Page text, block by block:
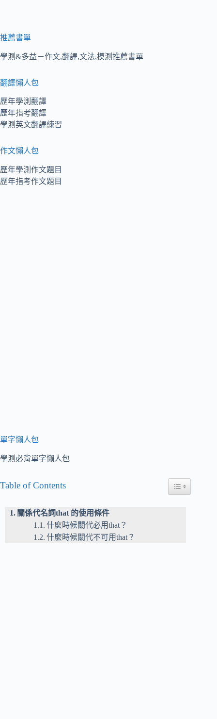
推薦書單
學測&多益－作文,翻譯,文法,模測推薦書單
翻譯懶人包
歷年學測翻譯
歷年指考翻譯
學測英文翻譯練習
作文懶人包
歷年學測作文題目
歷年指考作文題目
單字懶人包
學測必背單字懶人包
Table of Contents Toggle Table of
關係代名詞that 的使用條件
什麼時候關代必用that？
什麼時候關代不可用that？